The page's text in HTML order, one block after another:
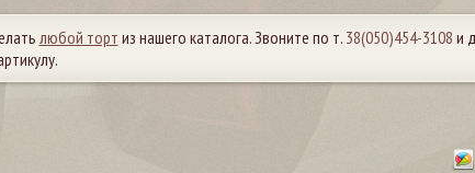
любой торт из нашего каталога. Звоните по т. 38(050)454-3108 и